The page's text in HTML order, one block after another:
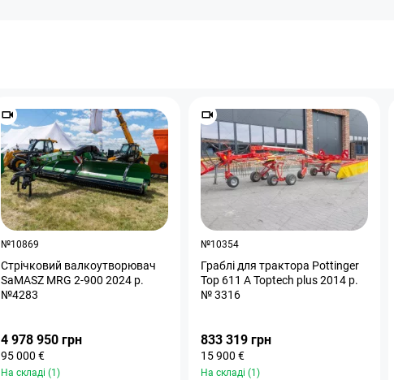
№10869
Стрічковий валкоутворювач
SaMASZ MRG 2-900 2024 р.
№4283
4 978 950 грн
95 000 €
На складі (1)
№10354
Граблі для трактора Pottinger
Top 611 A Toptech plus 2014 р.
№ 3316
833 319 грн
15 900 €
На складі (1)